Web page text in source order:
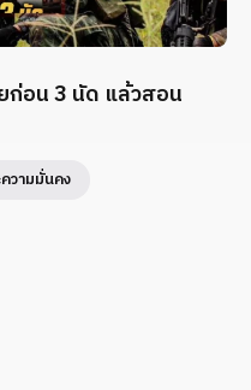
ก่อน 3 นัด แล้วสอน
วามมั่นคง